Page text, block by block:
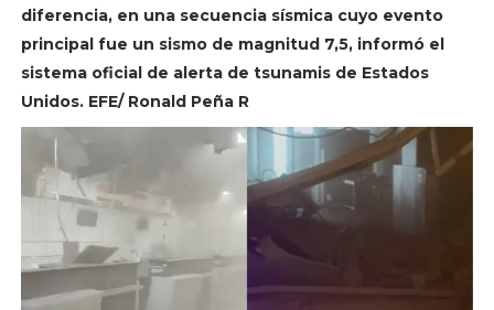
diferencia, en una secuencia sísmica cuyo evento
principal fue un sismo de magnitud 7,5, informó el
sistema oficial de alerta de tsunamis de Estados
Unidos. EFE/ Ronald Peña R